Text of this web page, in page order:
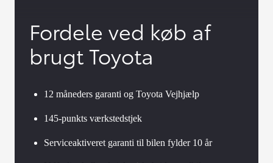
Fordele ved køb af
brugt Toyota
12 måneders garanti og Toyota Vejhjælp
145-punkts værkstedstjek
Serviceaktiveret garanti til bilen fylder 10 år